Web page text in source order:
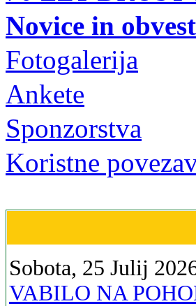
Novice in
Fotogalerija
Ankete
Sponzorstva
Koristne
Sobota, 25 Julij
VABILO NA